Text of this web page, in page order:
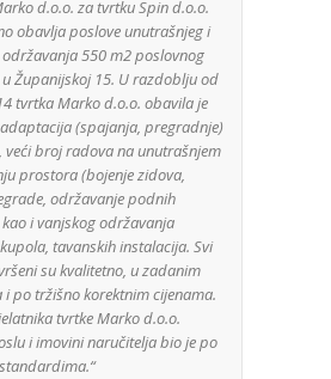
d.o.o. za tvrtku Spin d.o.o.
obavlja poslove unutrašnjeg i
550 m2 poslovnog
Županijskoj 15. U razdoblju od
tvrtka Marko d.o.o. obavila je
(spajanja, pregradnje)
broj radova na unutrašnjem
prostora (bojenje zidova,
održavanje podnih
i vanjskog održavanja
tavanskih instalacija. Svi
su kvalitetno, u zadanim
i po tržišno korektnim cijenama.
tvrtke Marko d.o.o.
i imovini naručitelja bio je po